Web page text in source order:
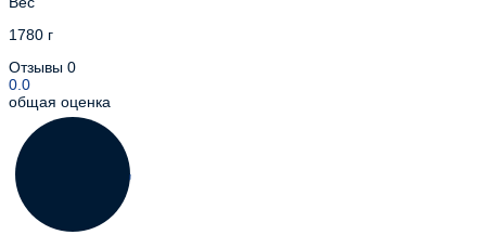
1780 г
Отзывы 0
0.0
общая оценка